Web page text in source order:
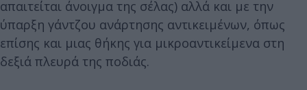
απαιτείται άνοιγμα της σέλας) αλλά και με την
ύπαρξη γάντζου ανάρτησης αντικειμένων, όπως
επίσης και μιας θήκης για μικροαντικείμενα στη
δεξιά πλευρά της ποδιάς.